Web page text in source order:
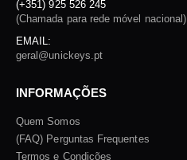
(+351) 925 526 245
(Chamada para rede móvel nacional)
EMAIL:
geral@unickeys.pt
INFORMAÇÕES
Quem Somos
(FAQ) Perguntas Frequentes
Termos e Condições